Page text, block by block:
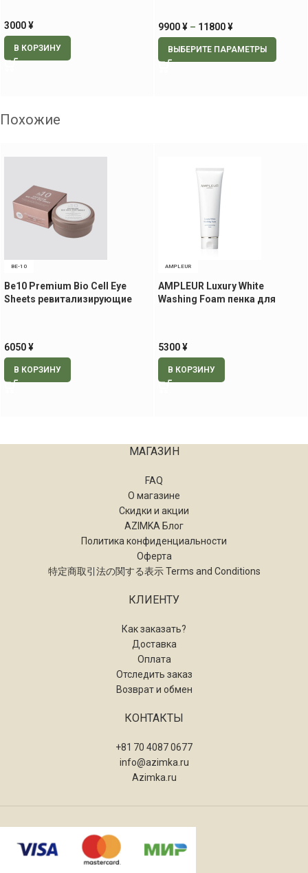
3000¥
В КОРЗИНУ
9900¥ – 11800¥
ВЫБЕРИТЕ ПАРАМЕТРЫ
Похожие
BE-10
Be10 Premium Bio Cell Eye
Sheets ревитализирующие
6050¥
В КОРЗИНУ
AMPLEUR
AMPLEUR Luxury White
Washing Foam пенка для
5300¥
В КОРЗИНУ
МАГАЗИН
FAQ
О магазине
Скидки и акции
AZIMKA Блог
Политика конфиденциальности
Оферта
特定商取引法の関する表示 Terms and Conditions
КЛИЕНТУ
Как заказать?
Доставка
Оплата
Отследить заказ
Возврат и обмен
КОНТАКТЫ
+81 70 4087 0677
info@azimka.ru
Azimka.ru